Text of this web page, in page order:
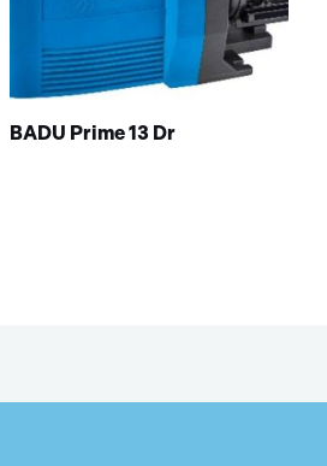
BADU Prime 13 Dr